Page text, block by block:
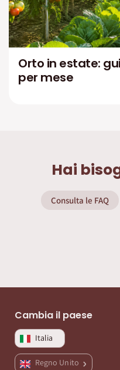
Orto in estate:
per mese
Hai
Consulta le FAQ
Cambia il paese
Italia
Regno Unito